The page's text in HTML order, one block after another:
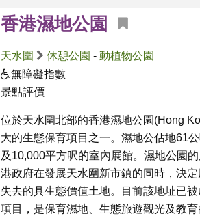
香港濕地公園
天水圍 休憩公園 - 動植物公園
無障礙指數
景點評價
位於天水圍北部的香港濕地公園(Hong
大的生態保育項目之一。濕地公佔地61
及10,000平方呎的室內展館。濕地公園
港政府在發展天水圍新市鎮的同時，決
失去的具生態價值土地。目前該地址已
項目，是保育濕地、生態旅遊觀光及教育